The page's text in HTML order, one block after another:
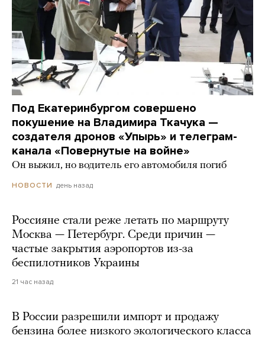
Под Екатеринбургом совершено
покушение на Владимира Ткачука —
создателя дронов «Упырь» и телеграм-
канала «Повернутые на войне»
Он выжил, но водитель его автомобиля погиб
НОВОСТИ день назад
Россияне стали реже летать по маршруту
Москва — Петербург. Среди причин —
частые закрытия аэропортов из-за
беспилотников Украины
21 час назад
В России разрешили импорт и продажу
бензина более низкого экологического класса